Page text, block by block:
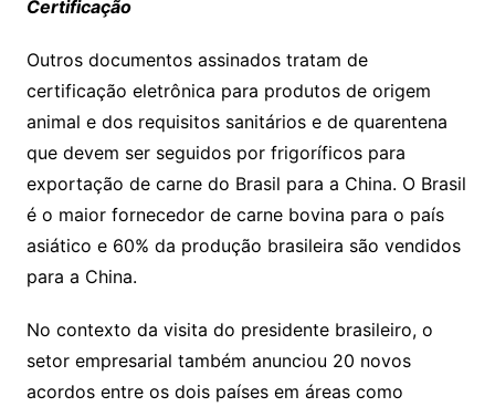
Certificação
Outros documentos assinados tratam de
certificação eletrônica para produtos de origem
animal e dos requisitos sanitários e de quarentena
que devem ser seguidos por frigoríficos para
exportação de carne do Brasil para a China. O Brasil
é o maior fornecedor de carne bovina para o país
asiático e 60% da produção brasileira são vendidos
para a China.
No contexto da visita do presidente brasileiro, o
setor empresarial também anunciou 20 novos
acordos entre os dois países em áreas como